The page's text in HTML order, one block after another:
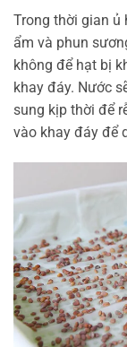
Trong thời gian ủ
ẩm và phun
không để hạt bị
khay đáy. Nước
sung kịp thời để
vào khay đáy để